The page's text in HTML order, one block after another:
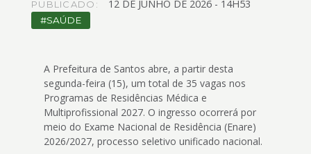
Acessibilidade
PUBLICADO: 12 DE JUNHO DE 2026 - 14H53
SAÚDE
A Prefeitura de Santos abre, a partir desta
segunda-feira (15), um total de 35 vagas nos
Programas de Residências Médica e
Multiprofissional 2027. O ingresso ocorrerá por
meio do Exame Nacional de Residência (Enare)
2026/2027, processo seletivo unificado nacional.